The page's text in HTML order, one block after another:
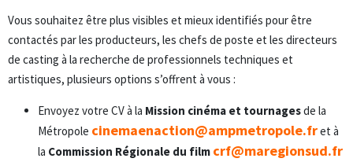
Vous souhaitez être plus visibles et mieux identifiés pour être
contactés par les producteurs, les chefs de poste et les directeurs
de casting à la recherche de professionnels techniques et
artistiques, plusieurs options s’offrent à vous :
Envoyez votre CV à la Mission cinéma et tournagesde la
Métropole cinemaenaction@ampmetropole.fret à
la Commission Régionale du film crf@maregionsud.fr